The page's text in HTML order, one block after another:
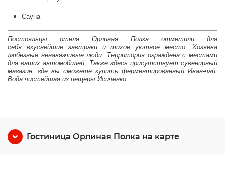
Сауна
Постояльцы отеля Орлиная Полка
отметили для
себя вкуснейшиезавтракии тихое уютное место.Хозяева
любезные ненавязчивые люди. Территория ограждена с местами
для ваших автомобилей. Также здесь присутствует сувенирный
магазин, где вы сможете купить ферментированный Иван-чай.
Вода чистейшая из пещеры Исиченко.
Гостиница Орлиная Полка на карте